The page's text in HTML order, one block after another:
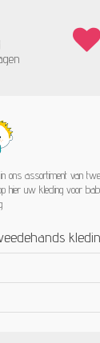
ons assortiment van
hier uw kleding voor